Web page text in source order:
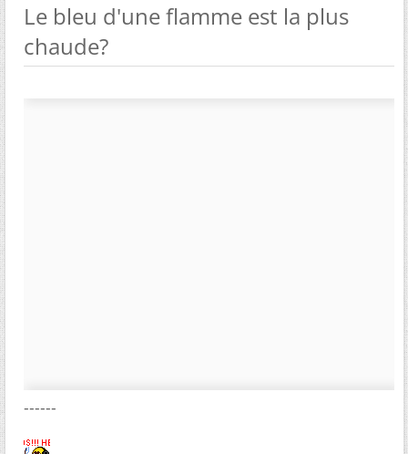
Le bleu d'une flamme est la plus
chaude?
------